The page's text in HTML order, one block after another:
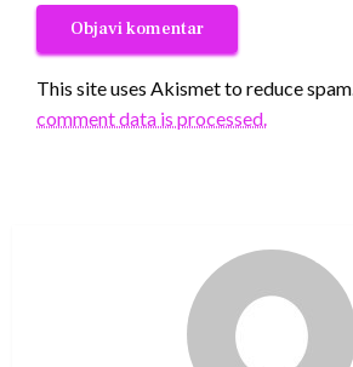
This site uses Akismet to reduce spam.
comment data is processed.